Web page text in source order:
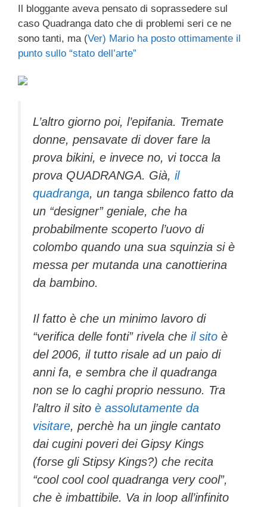
c
e
b
k
tt
er
e
a
d
k
e
dI
e
gr
a
at
s
ail n
di
Il bloggante aveva pensato di soprassedere sul
caso Quadranga dato che di problemi seri ce ne
sono tanti, ma (Ver) Mario ha posto ottimamente il
punto sullo “stato dell’arte”
L’altro giorno poi, l’epifania. Tremate
donne, pensavate di dover fare la
prova bikini, e invece no, vi tocca la
prova QUADRANGA. Già, il
quadranga, un tanga sbilenco fatto da
un “designer” geniale, che ha
probabilmente scoperto l’uovo di
colombo quando una sua squinzia si è
messa per mutanda una canottierina
da bambino.
Il fatto è che un minimo lavoro di
“verifica delle fonti” rivela che il sito è
del 2006, il tutto risale ad un paio di
anni fa, e sembra che il quadranga
non se lo caghi proprio nessuno. Tra
l’altro il sito è assolutamente da
visitare, perchè ha un jingle cantato
dai cugini poveri dei Gipsy Kings
(forse gli Stipsy Kings?) che recita
“cool cool cool quadranga very cool”,
che è imbattibile. Va in loop all’infinito